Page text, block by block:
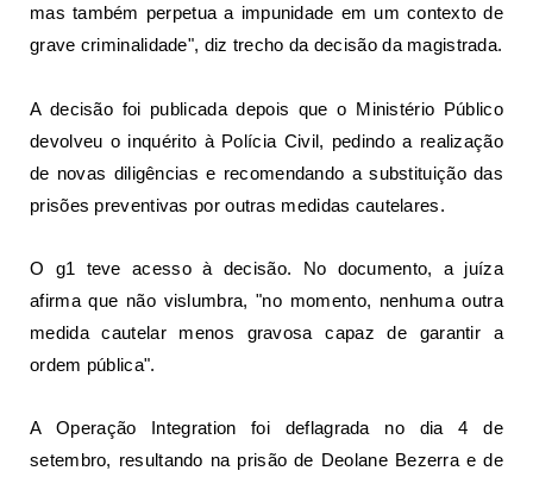
mas também perpetua a impunidade em um contexto de
grave criminalidade", diz trecho da decisão da magistrada.
A decisão foi publicada depois que o Ministério Público
devolveu o inquérito à Polícia Civil, pedindo a realização
de novas diligências e recomendando a substituição das
prisões preventivas por outras medidas cautelares.
O g1 teve acesso à decisão. No documento, a juíza
afirma que não vislumbra, "no momento, nenhuma outra
medida cautelar menos gravosa capaz de garantir a
ordem pública".
A Operação Integration foi deflagrada no dia 4 de
setembro, resultando na prisão de Deolane Bezerra e de